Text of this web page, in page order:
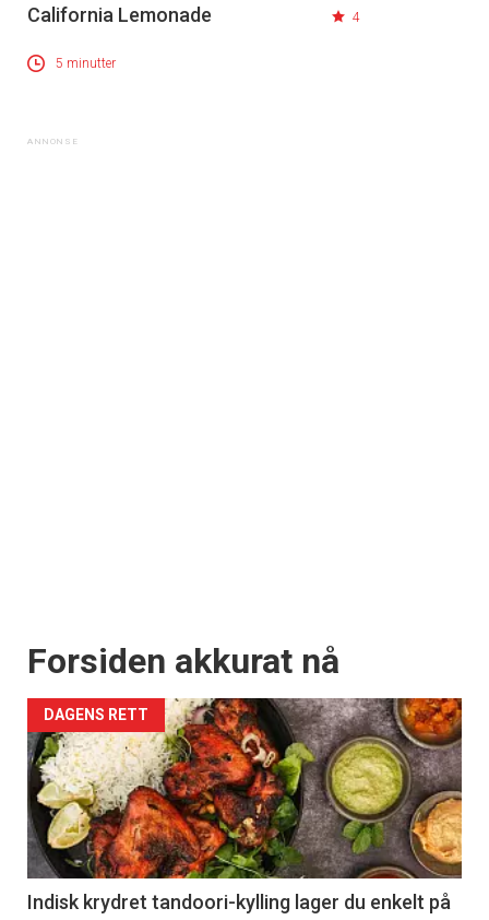
California Lemonade 4
5 minutter
Forsiden akkurat nå
DAGENS RETT
Indisk krydret tandoori-kylling lager du enkelt på